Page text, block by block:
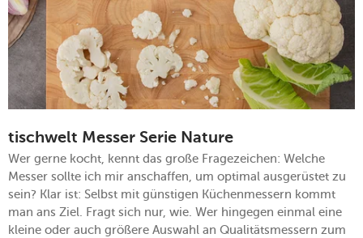
tischwelt Messer Serie Nature
Wer gerne kocht, kennt das große Fragezeichen: Welche
Messer sollte ich mir anschaffen, um optimal ausgerüstet zu
sein? Klar ist: Selbst mit günstigen Küchenmessern kommt
man ans Ziel. Fragt sich nur, wie. Wer hingegen einmal eine
kleine oder auch größere Auswahl an Qualitätsmessern zum